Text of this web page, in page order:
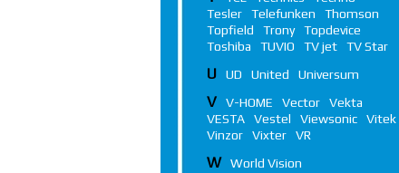
Tesler
Telefunken
Thomson
Topfield
Trony
Topdevice
Toshiba
TUVIO TV jet TV Star
U UD United Universum
V V-HOME Vector
Vekta
VESTA
Vestel Viewsonic
Vitek
Vinzor
Vixter VR
W World Vision